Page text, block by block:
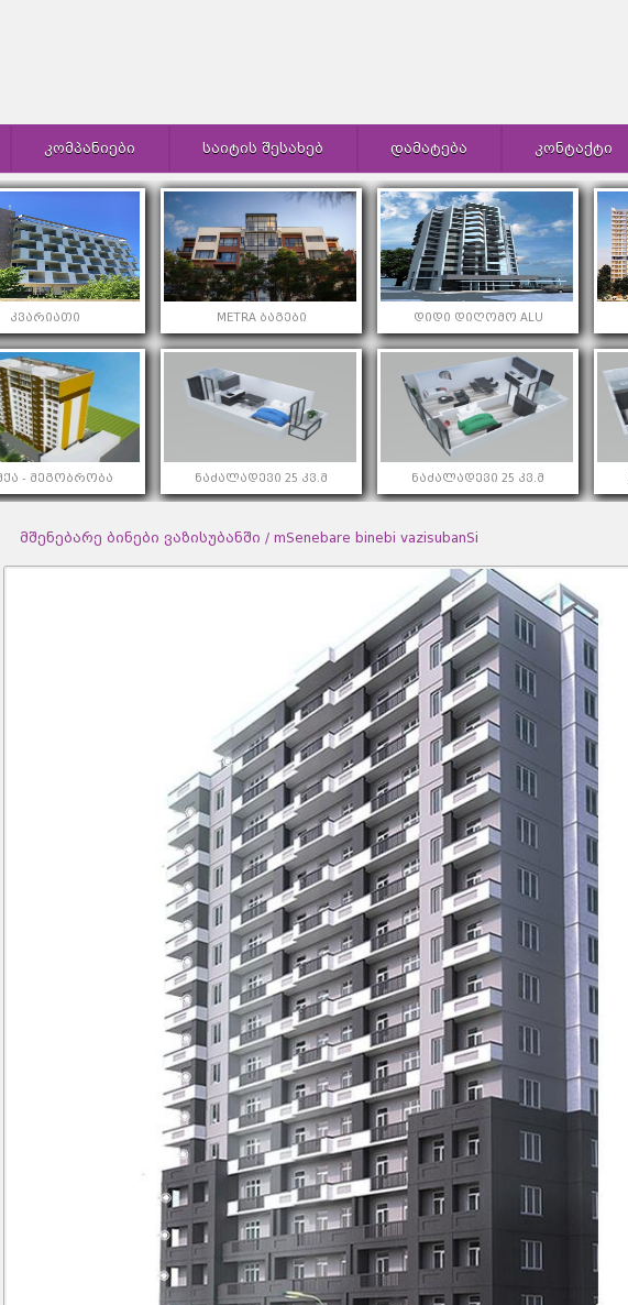
ᲙᲝᲛᲞᲐᲜᲘᲔᲑᲘ ᲡᲐᲘᲢᲘᲡ ᲨᲔᲡᲐᲮᲔᲑ ᲓᲐᲛᲐᲢᲔᲑᲐ ᲙᲝᲜᲢᲐᲥᲢᲘ
კვარიათი METRA ბაგები დიდი დიღომო ALU
- მეგობრობა ნაძალადევი 25 კვ.მ ნაძალადევი 25 კვ.მ
მშენებარე ბინები ვაზისუბანში / mSenebare binebi vazisubanSi